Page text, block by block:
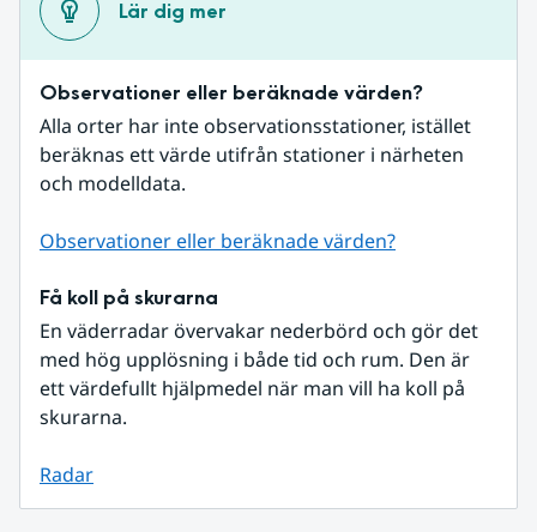
Lär dig mer
Observationer eller beräknade värden?
Alla orter har inte observationsstationer, istället
beräknas ett värde utifrån stationer i närheten
och modelldata.
Observationer eller beräknade värden?
Få koll på skurarna
En väderradar övervakar nederbörd och gör det
med hög upplösning i både tid och rum. Den är
ett värdefullt hjälpmedel när man vill ha koll på
skurarna.
Radar